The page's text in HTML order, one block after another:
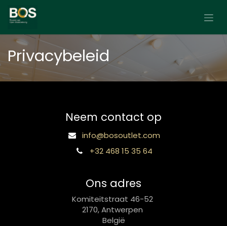
Overslaan naar inhoud
Privacybeleid
Neem contact op
info@bosoutlet.com
+32 468 15 35 64
Ons adres
Komiteitstraat 46-52
2170, Antwerpen
België